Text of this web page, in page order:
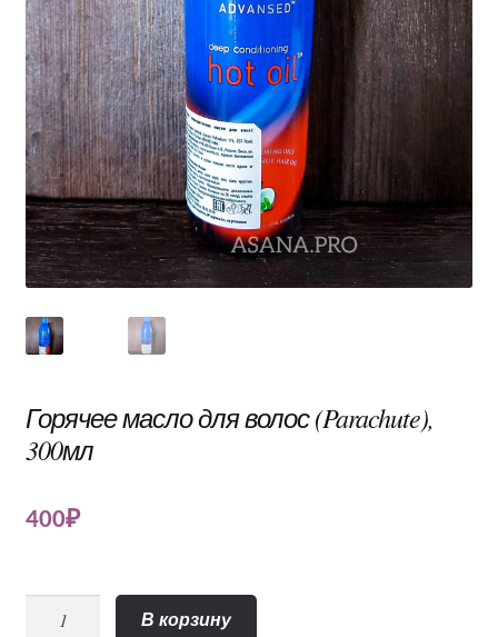
Горячее масло для волос (Parachute),
300мл
400₽
В корзину